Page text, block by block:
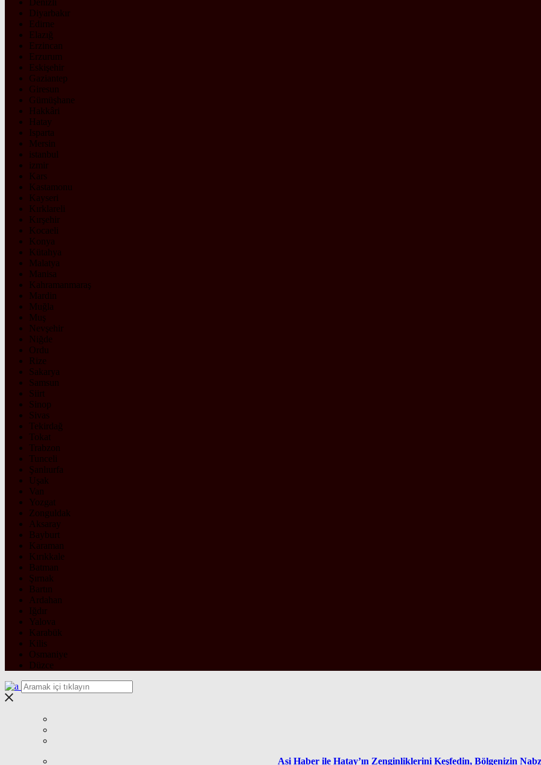
Denizli
Diyarbakır
Edirne
Elazığ
Erzincan
Erzurum
Eskişehir
Gaziantep
Giresun
Gümüşhane
Hakkâri
Hatay
Isparta
Mersin
istanbul
izmir
Kars
Kastamonu
Kayseri
Kırklareli
Kırşehir
Kocaeli
Konya
Kütahya
Malatya
Manisa
Kahramanmaraş
Mardin
Muğla
Muş
Nevşehir
Niğde
Ordu
Rize
Sakarya
Samsun
Siirt
Sinop
Sivas
Tekirdağ
Tokat
Trabzon
Tunceli
Şanlıurfa
Uşak
Van
Yozgat
Zonguldak
Aksaray
Bayburt
Karaman
Kırıkkale
Batman
Şırnak
Bartın
Ardahan
Iğdır
Yalova
Karabük
Kilis
Osmaniye
Düzce
Asi Haber ile Hatay’ın Zenginliklerini Keşfedin, Bölgenizin